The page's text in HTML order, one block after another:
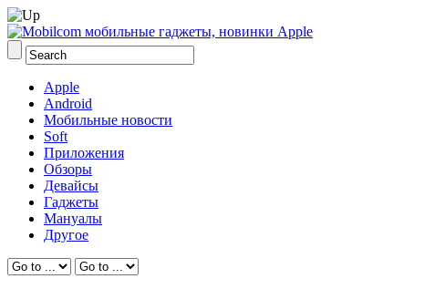
Apple
Android
Мобильные новости
Soft
Приложения
Обзоры
Девайсы
Гаджеты
Мануалы
Другое